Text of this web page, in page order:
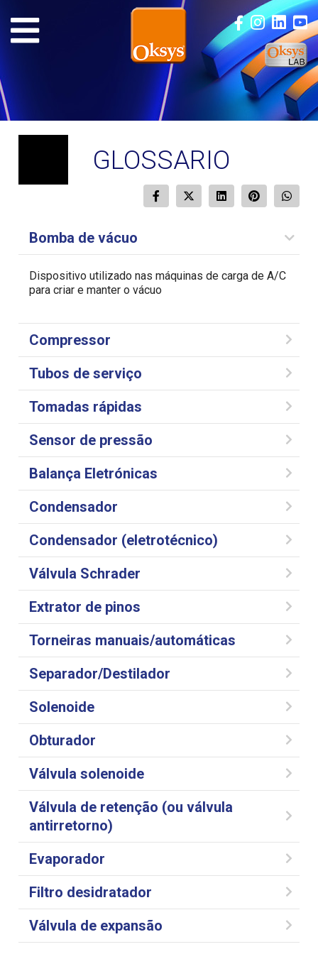
GLOSSARIO
Bomba de vácuo
Dispositivo utilizado nas máquinas de carga de A/C
para criar e manter o vácuo
Compressor
Tubos de serviço
Tomadas rápidas
Sensor de pressão
Balança Eletrónicas
Condensador
Condensador (eletrotécnico)
Válvula Schrader
Extrator de pinos
Torneiras manuais/automáticas
Separador/Destilador
Solenoide
Obturador
Válvula solenoide
Válvula de retenção (ou válvula
antirretorno)
Evaporador
Filtro desidratador
Válvula de expansão